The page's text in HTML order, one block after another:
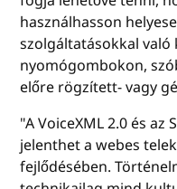
használhasson
szolgáltatásokkal
nyomógombokon,
előre rögzített- vagy
"A VoiceXML 2.0 és
jelenthet a webes
fejlődésében.